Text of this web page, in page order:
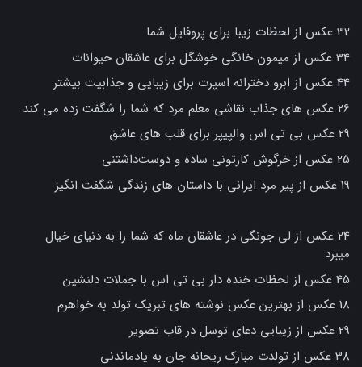
32 عکس از لحظات زیبا برای پروفایل شما
34 عکس از میمون خانگی خوشگل برای عاشقان حیوانات
44 عکس از ابرو دخترانه اسپرت برای زیبایی و جذابیت بیشتر
26 عکس های جذاب نقاشی معلم مرد که شما را شگفت زده می کند
29 عکس بی تی اس والپیپر برای قلب های عاشق
25 عکس از خرگوش کارتونی ساده و دوست‌داشتنی
19 عکس از پیر مرد ایرانی با داستان های زندگی شگفت انگیز
24 عکس از لی جونگی در عاشقان ماه که شما را به دنیای خیال
میبرد
45 عکس از لحظات خنده دار بی تی اس با جملات دلنشین
18 عکس از بهترین عکس نوشته های تبریک تولد به خواهرم
29 عکس از زیبایی دعای توسل در قاب تصویر
38 عکس از تولدت مبارک ریحانه جان به یادماندنی